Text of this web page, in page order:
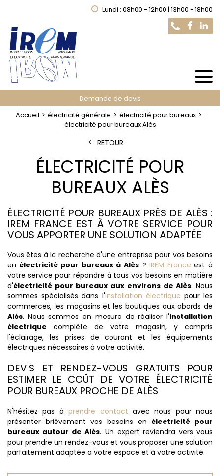
Lundi : 08h00 - 12h00 | 13h00 - 18h00
Demande de devis
Accueil
électricité générale
électricité pour bureaux
électricité pour bureaux Alès
RETOUR
ÉLECTRICITÉ POUR
BUREAUX ALÈS
ÉLECTRICITÉ POUR BUREAUX PRÈS DE ALÈS :
IREM FRANCE EST À VOTRE SERVICE POUR
VOUS APPORTER UNE SOLUTION ADAPTÉE
Vous êtes à la recherche d'une entreprise pour vos besoins
en électricité pour bureaux à Alès ?IREM France est à
votre service pour répondre à tous vos besoins en matière
d'électricité pour bureaux aux environs de Alès. Nous
sommes spécialisés dans l'installation électrique pour les
commerces, les magasins et les boutiques aux abords de
Alès. Nous sommes en mesure de réaliser l'installation
électrique complète de votre magasin, y compris
l'éclairage, les prises de courant et les équipements
électriques nécessaires à votre activité.
DEVIS ET RENDEZ-VOUS GRATUITS POUR
ESTIMER LE COÛT DE VOTRE ÉLECTRICITÉ
POUR BUREAUX PROCHE DE ALÈS
N'hésitez pas àprendre contact avec nous pour nous
présenter brièvement vos besoins en électricité pour
bureaux autour de Alès. Un expert reviendra vers vous
pour prendre un rendez-vous et vous proposer une solution
parfaitement adaptée à votre espace et à votre activité.